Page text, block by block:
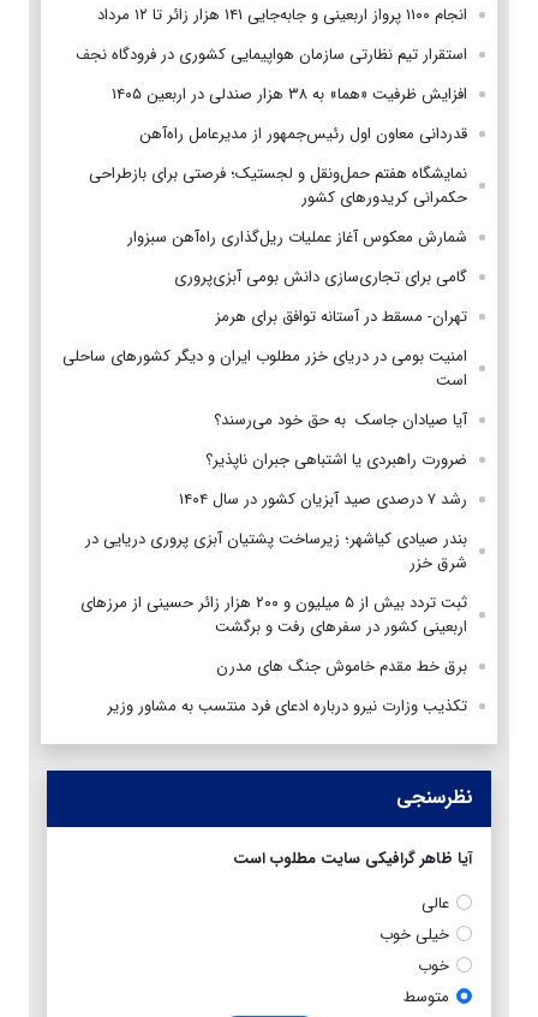
انجام ۱۱۰۰ پرواز اربعینی و جابه‌جایی ۱۴۱ هزار زائر تا ۱۲ مرداد
استقرار تیم‌ نظارتی سازمان هواپیمایی کشوری در فرودگاه نجف
افزایش ظرفیت «هما» به ۳۸ هزار صندلی در اربعین ۱۴۰۵
قدردانی معاون اول رئیس‌جمهور از مدیرعامل راه‌آهن
نمایشگاه هفتم حمل‌ونقل و لجستیک؛ فرصتی برای بازطراحی
حکمرانی کریدورهای کشور
شمارش معکوس آغاز عملیات ریل‌گذاری راه‌آهن سبزوار
گامی برای تجاری‌سازی دانش بومی آبزی‌پروری
تهران- مسقط در آستانه توافق برای هرمز
امنیت بومی در دریای خزر مطلوب ایران و دیگر کشورهای ساحلی
است
آیا صیادان جاسک به حق خود می‌رسند؟
ضرورت راهبردی یا اشتباهی جبران ناپذیر؟
رشد ۷ درصدی صید آبزیان کشور در سال ۱۴۰۴
بندر صیادی کیاشهر؛ زیرساخت پشتیان آبزی پروری دریایی در
شرق خزر
ثبت تردد بیش از ۵ میلیون و ۲۰۰ هزار زائر حسینی از مرزهای
اربعینی کشور در سفرهای رفت و برگشت
برق خط مقدم خاموش جنگ های مدرن
تکذیب وزارت نیرو درباره ادعای فرد منتسب به مشاور وزیر
نظرسنجی
آیا ظاهر گرافیکی سایت مطلوب است
عالی
خیلی خوب
خوب
متوسط